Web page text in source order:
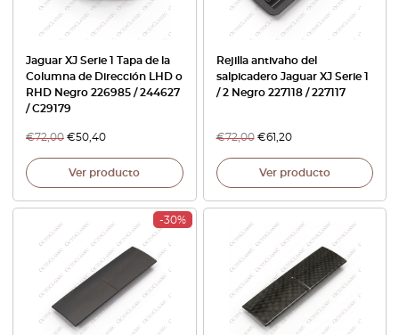
Jaguar XJ Serie 1 Tapa de la
Columna de Dirección LHD o
RHD Negro 226985 / 244627
/ C29179
€72,00 €50,40
Ver producto
Rejilla antivaho del
salpicadero Jaguar XJ Serie 1
/ 2 Negro 227118 / 227117
€72,00 €61,20
Ver producto
-30%